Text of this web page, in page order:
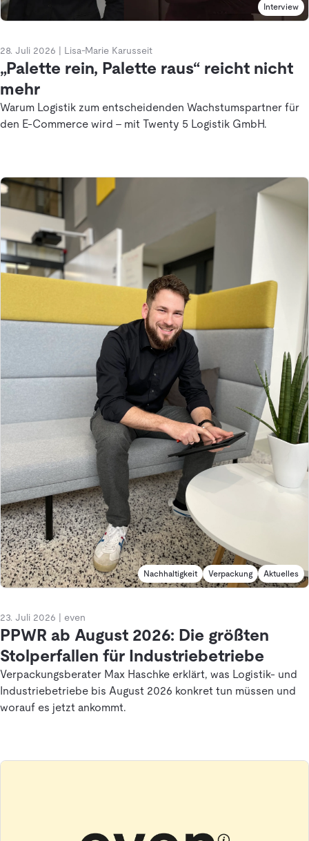
Interview
28. Juli 2026 Lisa-Marie Karusseit
„Palette rein, Palette raus“ reicht nicht
mehr
Warum Logistik zum entscheidenden Wachstumspartner für
den E-Commerce wird - mit Twenty 5 Logistik GmbH.
Nachhaltigkeit Verpackung Aktuelles
23. Juli 2026 even
PPWR ab August 2026: Die größten
Stolperfallen für Industriebetriebe
Verpackungsberater Max Haschke erklärt, was Logistik- und
Industriebetriebe bis August 2026 konkret tun müssen und
worauf es jetzt ankommt.